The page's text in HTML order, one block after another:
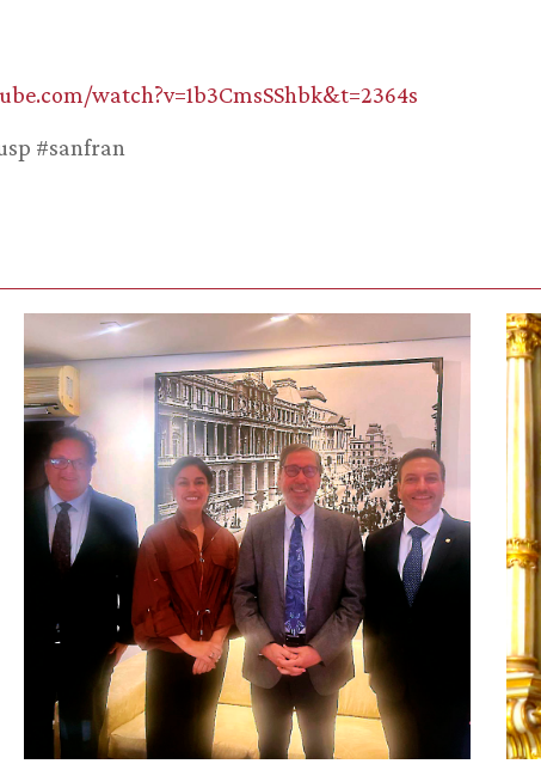
watch?v=1b3CmsSShbk&t=2364s
#sanfran